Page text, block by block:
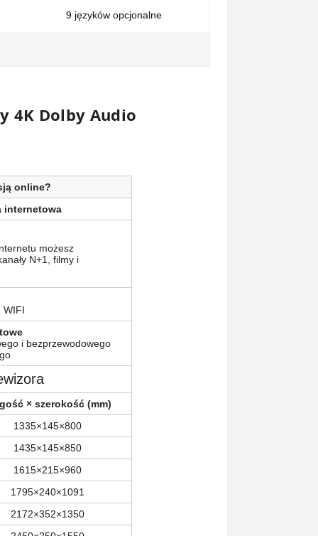
9 języków opcjonalne
4K Dolby Audio
online?
internetowa
możesz
N+1, filmy i
WIFI
i bezprzewodowego
× szerokość (mm)
1335×145×800
1435×145×850
1615×215×960
1795×240×1091
2172×352×1350